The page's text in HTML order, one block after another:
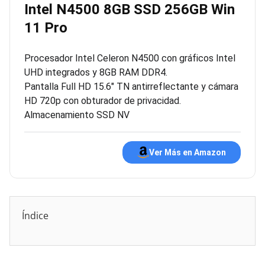
Intel N4500 8GB SSD 256GB Win
11 Pro
Procesador Intel Celeron N4500 con gráficos Intel
UHD integrados y 8GB RAM DDR4.
Pantalla Full HD 15.6″ TN antirreflectante y cámara
HD 720p con obturador de privacidad.
Almacenamiento SSD NV
Ver Más en Amazon
Índice